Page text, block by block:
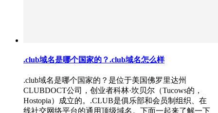
.club域名是哪个国家的？.club域名怎么样
.club域名是哪个国家的？是位于美国佛罗里达州
CLUBDOCT公司，创业者科林·坎贝尔（Tucows的，
Hostopia）成立的。.CLUB是俱乐部和会员制组织、在
线社交网络平台的通用顶级域名。下面一起来了解一下